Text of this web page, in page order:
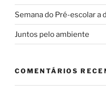
Semana do Pré-escolar a
Juntos pelo ambiente
COMENTÁRIOS